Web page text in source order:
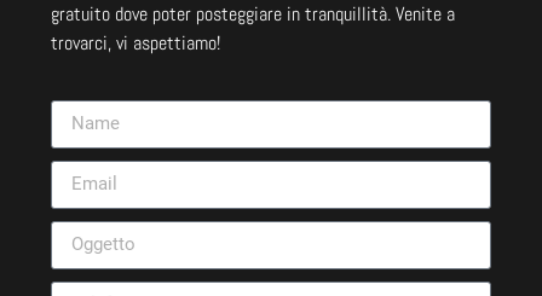
gratuito dove poter posteggiare in tranquillità. Venite a
trovarci, vi aspettiamo!